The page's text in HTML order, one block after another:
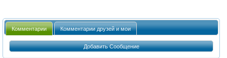
Комментарии Комментарии друзей и мои
Добавить Сообщение